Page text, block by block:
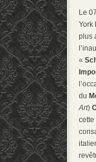
Le
York
plus
«
du
Art)
cette